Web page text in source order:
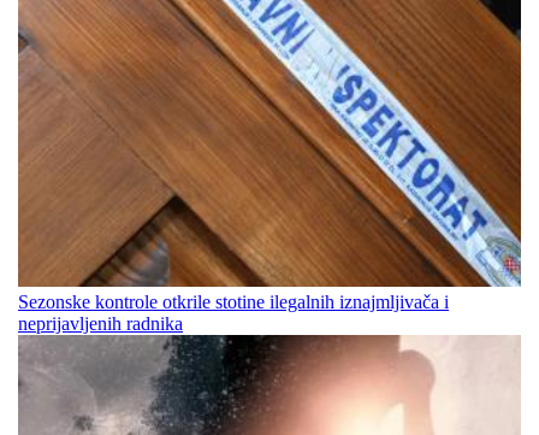
Sezonske kontrole otkrile stotine ilegalnih iznajmljivača i
neprijavljenih radnika